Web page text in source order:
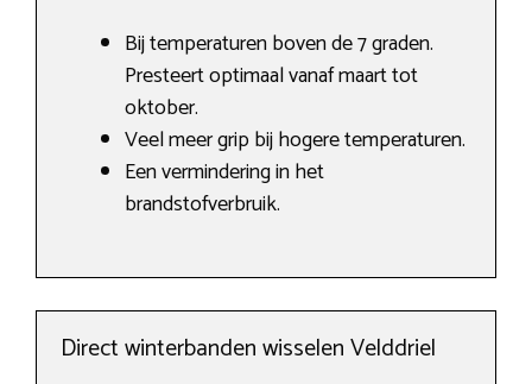
Bij temperaturen boven de 7 graden.
Presteert optimaal vanaf maart tot
oktober.
Veel meer grip bij hogere temperaturen.
Een vermindering in het
brandstofverbruik.
Direct winterbanden wisselen Velddriel